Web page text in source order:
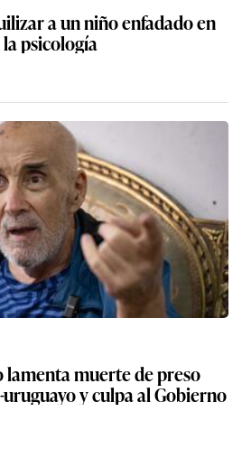
a un niño enfadado en
psicología
muerte de preso
y culpa al Gobierno